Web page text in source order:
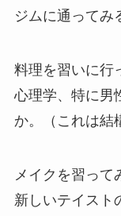
ジムに通ってみ
料理を習いに行
心理学、特に男
か。（これは結
メイクを習って
新しいテイスト